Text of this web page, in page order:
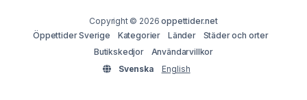
Copyright © 2026oppettider.net
Öppettider Sverige
Kategorier Länder
Städer och orter
Butikskedjor
Användarvillkor
Svenska
English